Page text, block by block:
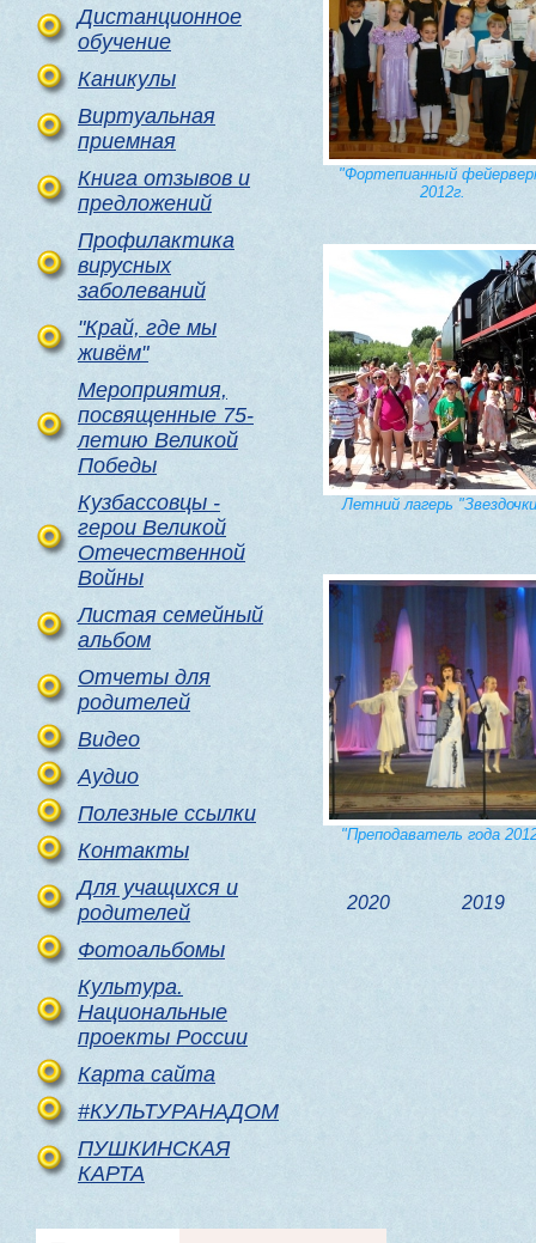
Дистанционное
обучение
Каникулы
Виртуальная
приемная
Книга отзывов и
предложений
Профилактика
вирусных
заболеваний
"Край, где мы
живём"
Мероприятия,
посвященные 75-
летию Великой
Победы
Кузбассовцы -
герои Великой
Отечественной
Войны
Листая семейный
альбом
Отчеты для
родителей
Видео
Аудио
Полезные ссылки
Контакты
Для учащихся и
родителей
Фотоальбомы
Культура.
Национальные
проекты России
Карта сайта
#КУЛЬТУРАНАДОМ
ПУШКИНСКАЯ
КАРТА
"Фортепианный
2012г.
Летний лагерь
"Преподаватель года
2020 2019